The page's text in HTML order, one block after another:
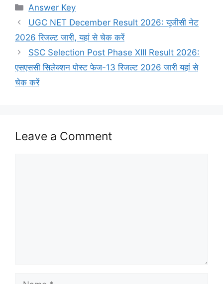
Categories
Answer Key
UGC NET December Result 2026: यूजीसी नेट
2026 रिजल्ट जारी, यहां से चेक करें
SSC Selection Post Phase XIII Result 2026:
एसएससी सिलेक्शन पोस्ट फेज-13 रिजल्ट 2026 जारी यहां से
चेक करें
Leave a Comment
Name